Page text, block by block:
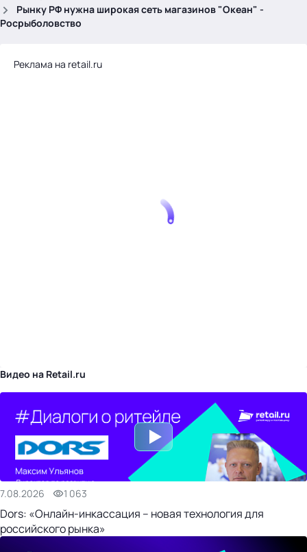
Рынку РФ нужна широкая сеть магазинов "Океан" -
Росрыболовство
Реклама на retail.ru
Видео на Retail.ru
7.08.2026 1 063
Dors: «Онлайн-инкассация – новая технология для
российского рынка»